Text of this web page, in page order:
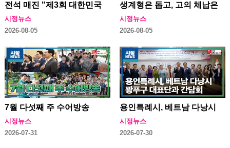
전석 매진 "제3회 대한민국
대학연극제" 성황리 폐막
시정뉴스
2026-08-05
생계형은 돕고, 고의 체납은
징수…용인특례시 체납관리
단 출범
시정뉴스
2026-08-05
7월 다섯째 주 수어방송
시정뉴스
2026-07-31
용인특례시, 베트남 다낭시
꽝푸구 대표단과 간담회
시정뉴스
2026-07-30